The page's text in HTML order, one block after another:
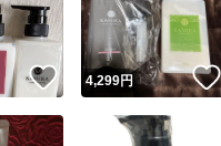
安心発送
いいね！
4,299円